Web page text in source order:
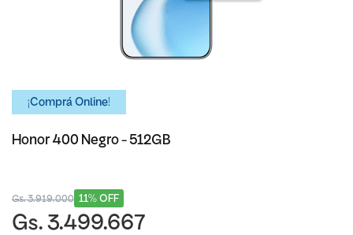
¡Comprá Online!
Honor 400 Negro - 512GB
11% OFF
Gs. 3.919.000
Gs. 3.499.667